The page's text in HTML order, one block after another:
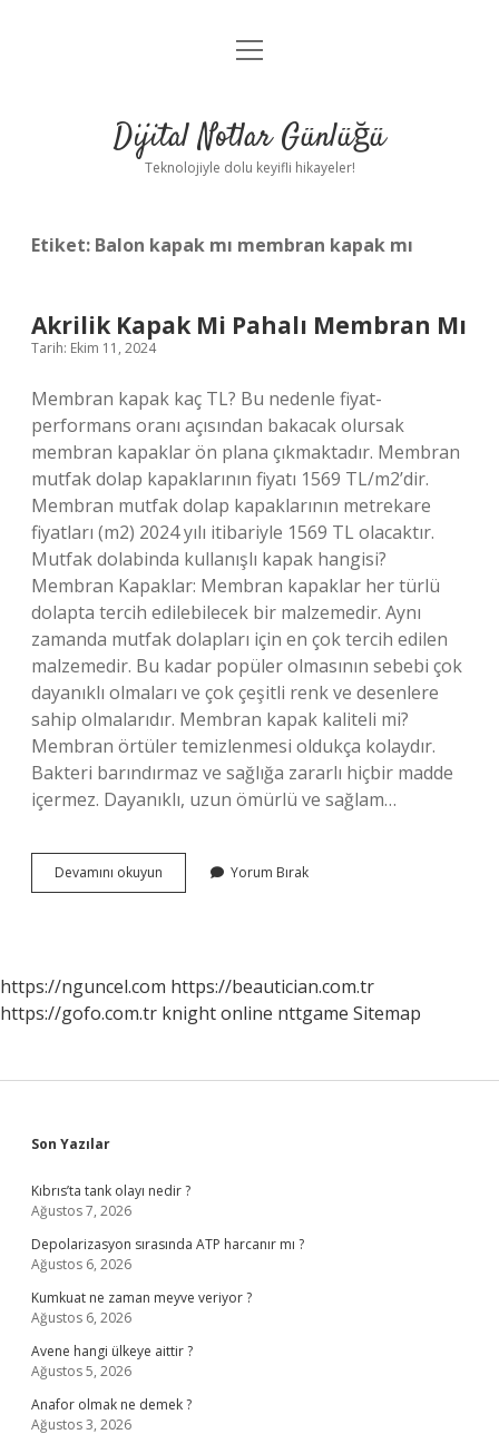
Anasayfa
Yasal Uyarı
menüyü
Dijital Notlar Günlüğü
Teknolojiyle dolu keyifli hikayeler!
Etiket: Balon kapak mı membran kapak mı
Akrilik Kapak Mi Pahalı Membran Mı
Tarih: Ekim 11, 2024
Membran kapak kaç TL? Bu nedenle fiyat-
performans oranı açısından bakacak olursak
membran kapaklar ön plana çıkmaktadır. Membran
mutfak dolap kapaklarının fiyatı 1569 TL/m2’dir.
Membran mutfak dolap kapaklarının metrekare
fiyatları (m2) 2024 yılı itibariyle 1569 TL olacaktır.
Mutfak dolabinda kullanışlı kapak hangisi?
Membran Kapaklar: Membran kapaklar her türlü
dolapta tercih edilebilecek bir malzemedir. Aynı
zamanda mutfak dolapları için en çok tercih edilen
malzemedir. Bu kadar popüler olmasının sebebi çok
dayanıklı olmaları ve çok çeşitli renk ve desenlere
sahip olmalarıdır. Membran kapak kaliteli mi?
Membran örtüler temizlenmesi oldukça kolaydır.
Bakteri barındırmaz ve sağlığa zararlı hiçbir madde
içermez. Dayanıklı, uzun ömürlü ve sağlam…
Devamını okuyun
Kapak
Yorum Bırak
https://nguncel.com https://beautician.com.tr
https://gofo.com.tr knight online nttgame Sitemap
Sidebar
Son Yazılar
Kıbrıs’ta tank olayı nedir ?
Ağustos 7, 2026
Depolarizasyon sırasında ATP harcanır mı ?
Ağustos 6, 2026
Kumkuat ne zaman meyve veriyor ?
Ağustos 6, 2026
Avene hangi ülkeye aittir ?
Ağustos 5, 2026
Anafor olmak ne demek ?
Ağustos 3, 2026